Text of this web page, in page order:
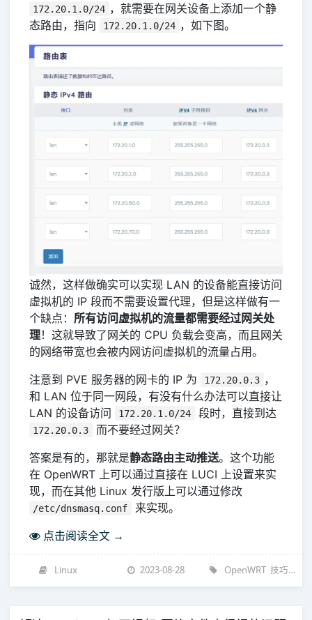
172.20.1.0/24 ，就需要在网关设备上添加一个静
态路由，指向
172.20.1.0/24 ，如下图。
诚然，这样做确实可以实现 LAN 的设备能直接访问
虚拟机的 IP 段而不需要设置代理，但是这样做有一
个缺点： 所有访问虚拟机的流量都需要经过网关处
理！这就导致了网关的 CPU 负载会变高，而且网关
的网络带宽也会被内网访问虚拟机的流量占用。
注意到 PVE 服务器的网卡的 IP 为
172.20.0.3 ，
和 LAN 位于同一网段，有没有什么办法可以直接让
LAN 的设备访问
172.20.1.0/24 段时，直接到达
172.20.0.3
而不要经过网关？
答案是有的，那就是静态路由主动推送。这个功能
在 OpenWRT 上可以通过直接在 LUCI 上设置来实
现，而在其他 Linux 发行版上可以通过修改
/etc/dnsmasq.conf 来实现。
点击阅读全文 →
Linux 2023-08-28 OpenWRT 技巧 教程